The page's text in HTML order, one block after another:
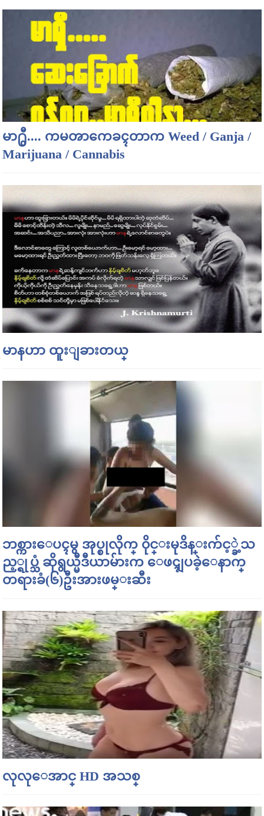
မာ႐ွီ.... ကမၻာကေခၚတာက Weed / Ganja /
Marijuana / Cannabis
မာနဟာ ထူးျခားတယ္
ဘစ္ကားေပၚမွ အုပ္စုလိုက္ ၀ိုင္းမုဒိန္းက်င့္ခဲ့သ
ည့္ရုပ္သံ ဆိုရွယ္မီဒီယာမ်ားက ေဖၚျပခဲ့ေနာက္
တရားခံ(၆)ဦးအားဖမ္းဆီး
လုလုေအာင္ HD အသစ္